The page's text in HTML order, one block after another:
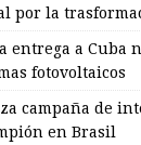
por la
entrega a Cuba
fotovoltaicos
campaña de
en Brasil